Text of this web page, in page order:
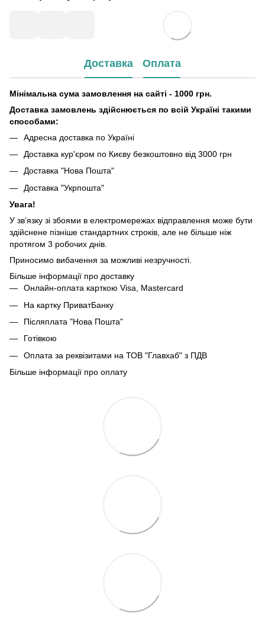
Доставка Оплата
Мінімальна сума замовлення на сайті - 1000 грн.
Доставка замовлень здійснюється по всій Україні такими
способами:
Адресна доставка по Україні
Доставка кур'єром по Києву безкоштовно від 3000 грн
Доставка "Нова Пошта"
Доставка "Укрпошта"
Увага!
У зв’язку зі збоями в електромережах відправлення може бути
здійснене пізніше стандартних строків, але не більше ніж
протягом 3 робочих днів.
Приносимо вибачення за можливі незручності.
Більше інформації про доставку
Онлайн-оплата карткою Visa, Mastercard
На картку ПриватБанку
Післяплата "Нова Пошта"
Готівкою
Оплата за реквізитами на ТОВ "Главхаб" з ПДВ
Більше інформації про оплату